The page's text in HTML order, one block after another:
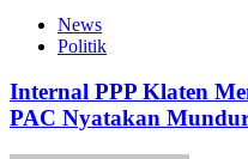
News
Politik
Internal PPP Klaten
PAC Nyatakan